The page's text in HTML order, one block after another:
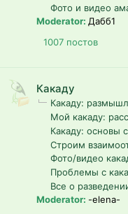
Фото и видео
Moderator: Дабб1
1007 постов
Какаду
Какаду:
Мой какаду:
Какаду: основы
Строим
Фото/видео
Проблемы с
Все о
Moderator: -elena-